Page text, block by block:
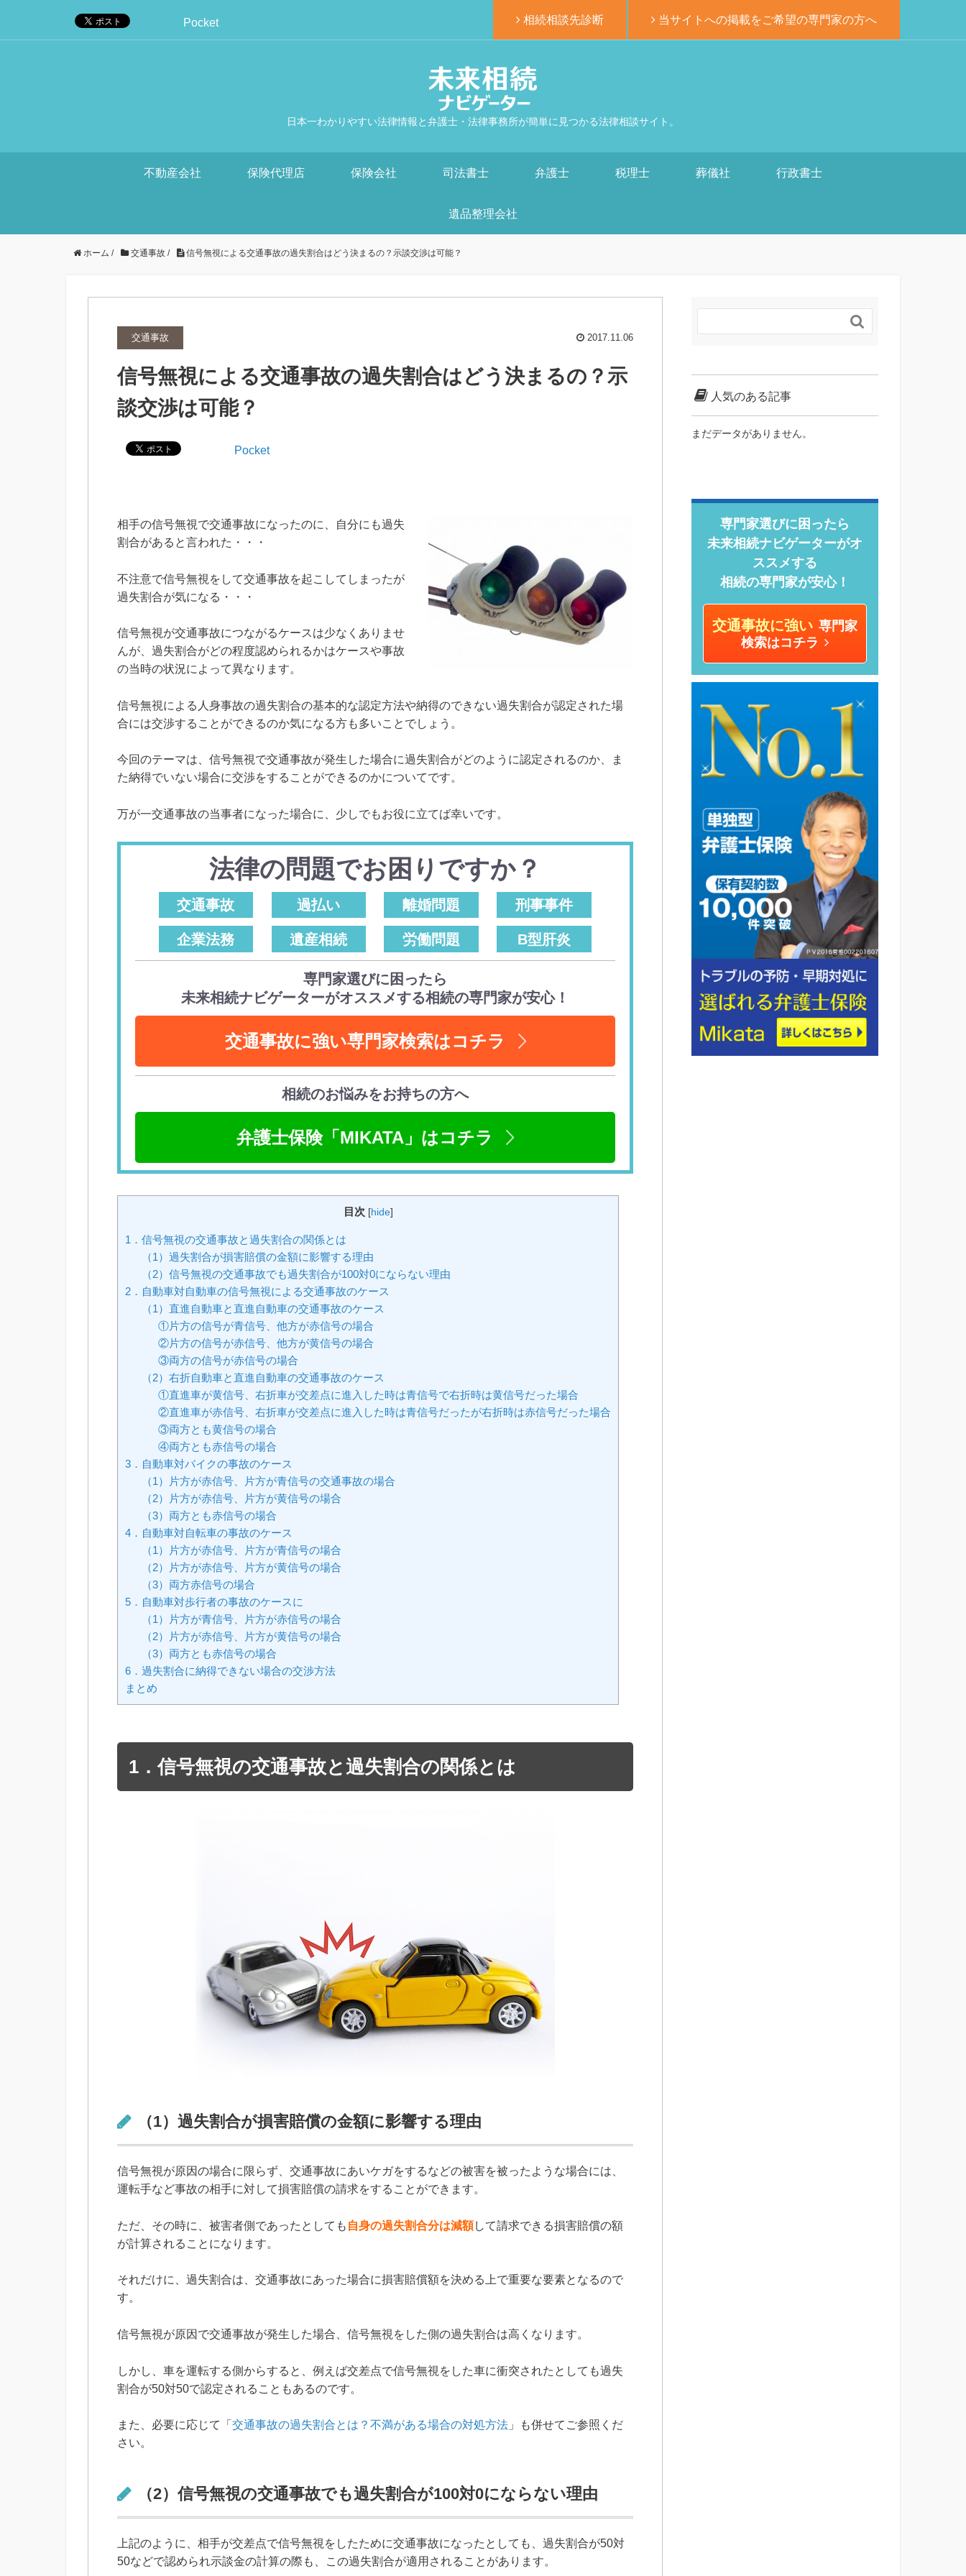
相続相談先診断 当サイトへの掲載をご希望の専門家の方へ
Pocket
日本一わかりやすい法律情報と弁護士・法律事務所が簡単に見つかる法律相談サイト。
不動産会社 保険代理店 保険会社 司法書士 弁護士 税理士 葬儀社 行政書士
遺品整理会社
ホーム / 交通事故 / 信号無視による交通事故の過失割合はどう決まるの？示談交渉は可能？
交通事故 2017.11.06
信号無視による交通事故の過失割合はどう決まるの？示
談交渉は可能？
Pocket
相手の信号無視で交通事故になったのに、自分にも過失
割合があると言われた・・・
不注意で信号無視をして交通事故を起こしてしまったが
過失割合が気になる・・・
信号無視が交通事故につながるケースは少なくありませ
んが、過失割合がどの程度認められるかはケースや事故
の当時の状況によって異なります。
信号無視による人身事故の過失割合の基本的な認定方法や納得のできない過失割合が認定された場
合には交渉することができるのか気になる方も多いことでしょう。
今回のテーマは、信号無視で交通事故が発生した場合に過失割合がどのように認定されるのか、ま
た納得でいない場合に交渉をすることができるのかについてです。
万が一交通事故の当事者になった場合に、少しでもお役に立てば幸いです。
法律の問題でお困りですか？
交通事故 過払い 離婚問題 刑事事件
企業法務 遺産相続 労働問題 B型肝炎
専門家選びに困ったら
未来相続ナビゲーターがオススメする相続の専門家が安心！
交通事故に強い専門家検索はコチラ
相続のお悩みをお持ちの方へ
弁護士保険「MIKATA」はコチラ
目次 [hide]
1．信号無視の交通事故と過失割合の関係とは
（1）過失割合が損害賠償の金額に影響する理由
（2）信号無視の交通事故でも過失割合が100対0にならない理由
2．自動車対自動車の信号無視による交通事故のケース
（1）直進自動車と直進自動車の交通事故のケース
①片方の信号が青信号、他方が赤信号の場合
②片方の信号が赤信号、他方が黄信号の場合
③両方の信号が赤信号の場合
（2）右折自動車と直進自動車の交通事故のケース
①直進車が黄信号、右折車が交差点に進入した時は青信号で右折時は黄信号だった場合
②直進車が赤信号、右折車が交差点に進入した時は青信号だったが右折時は赤信号だった場合
③両方とも黄信号の場合
④両方とも赤信号の場合
3．自動車対バイクの事故のケース
（1）片方が赤信号、片方が青信号の交通事故の場合
（2）片方が赤信号、片方が黄信号の場合
（3）両方とも赤信号の場合
4．自動車対自転車の事故のケース
（1）片方が赤信号、片方が青信号の場合
（2）片方が赤信号、片方が黄信号の場合
（3）両方赤信号の場合
5．自動車対歩行者の事故のケースに
（1）片方が青信号、片方が赤信号の場合
（2）片方が赤信号、片方が黄信号の場合
（3）両方とも赤信号の場合
6．過失割合に納得できない場合の交渉方法
まとめ
1．信号無視の交通事故と過失割合の関係とは
（1）過失割合が損害賠償の金額に影響する理由
信号無視が原因の場合に限らず、交通事故にあいケガをするなどの被害を被ったような場合には、
運転手など事故の相手に対して損害賠償の請求をすることができます。
ただ、その時に、被害者側であったとしても 自身の過失割合分は減額して請求できる損害賠償の額
が計算されることになります。
それだけに、過失割合は、交通事故にあった場合に損害賠償額を決める上で重要な要素となるので
す。
信号無視が原因で交通事故が発生した場合、信号無視をした側の過失割合は高くなります。
しかし、車を運転する側からすると、例えば交差点で信号無視をした車に衝突されたとしても過失
割合が50対50で認定されることもあるのです。
また、必要に応じて「 交通事故の過失割合とは？不満がある場合の対処方法 」も併せてご参照くだ
さい。
（2）信号無視の交通事故でも過失割合が100対0にならない理由
上記のように、相手が交差点で信号無視をしたために交通事故になったとしても、過失割合が50対
50などで認められ示談金の計算の際も、この過失割合が適用されることがあります。

人気のある記事
まだデータがありません。
専門家選びに困ったら
未来相続ナビゲーターがオ
ススメする
相続の専門家が安心！
交通事故に強い 専門家
検索はコチラ